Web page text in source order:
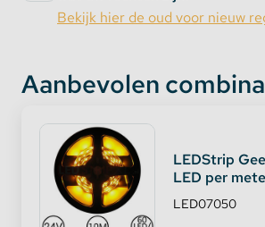
Bekijk hier de oud voor nieuw
Aanbevolen
LEDStrip
LED per
LED07050